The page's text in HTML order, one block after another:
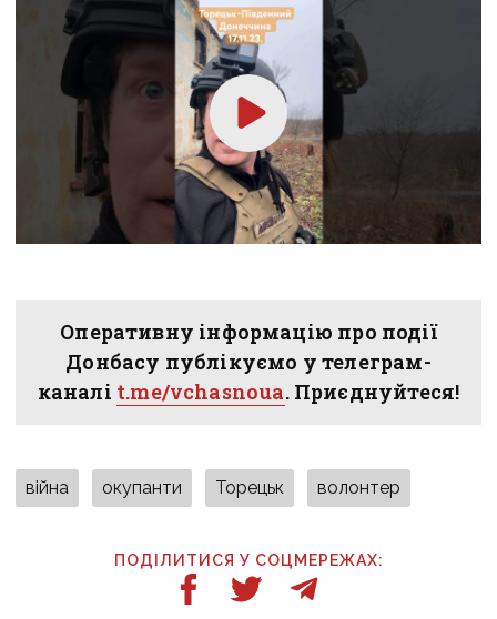
Оперативну інформацію про події
Донбасу публікуємо у телеграм-
каналі t.me/vchasnoua. Приєднуйтеся!
війна окупанти Торецьк волонтер
ПОДІЛИТИСЯ У СОЦМЕРЕЖАХ: